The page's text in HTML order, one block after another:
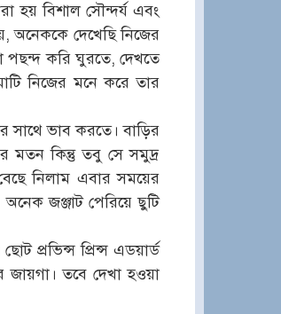
হয় বিশাল সৌন্দর্য এবং
অনেককে দেখেছি নিজের
পছন্দ করি ঘুরতে, দেখতে
নিজের মনে করে তার
সাথে ভাব করতে। বাড়ির
মতন কিন্তু তবু সে সমুদ্র
নিলাম এবার সময়ের
জঞ্জাট পেরিয়ে ছুটি
প্রভিন্স প্রিন্স এডয়ার্ড
তবে দেখা হওয়া